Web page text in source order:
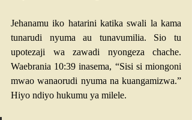
Jehanamu iko hatarini katika swali la kama
tunarudi nyuma au tunavumilia. Sio tu
Waebrania 10:39 inasema, “Sisi si miongoni
mwao wanaorudi nyuma na kuangamizwa.”
Hiyo ndiyo hukumu ya milele.